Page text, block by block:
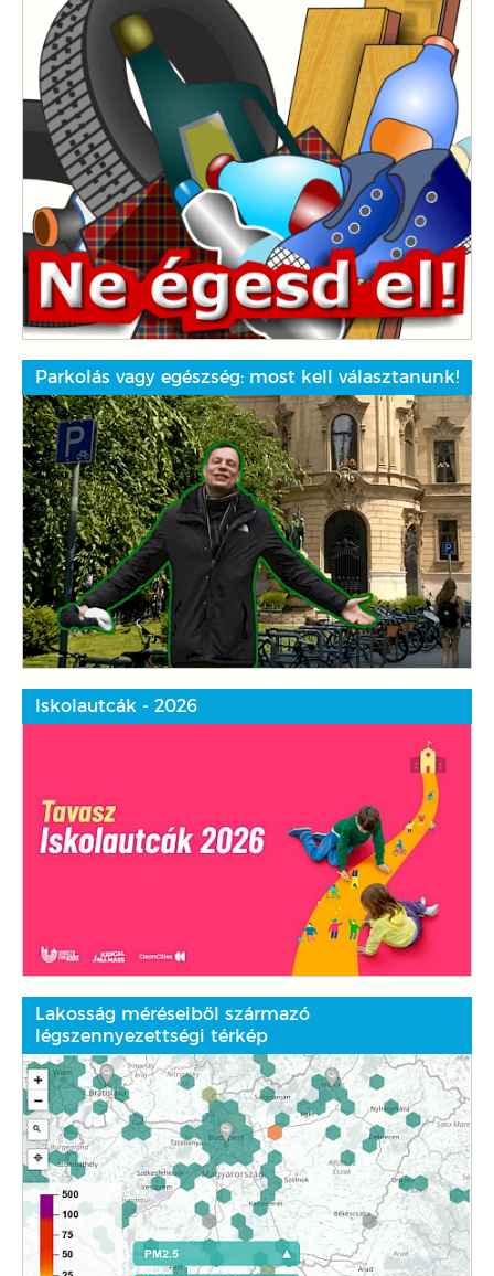
Parkolás vagy egészség: most kell választanunk!
Iskolautcák - 2026
Lakosság méréseiből származó
légszennyezettségi térkép